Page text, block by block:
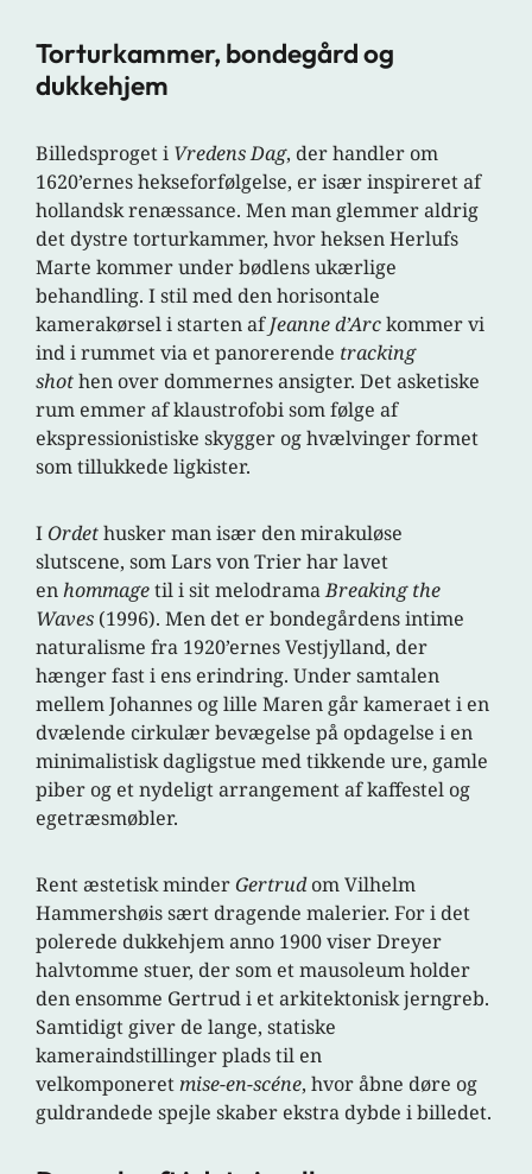
Torturkammer, bondegård og
dukkehjem
Billedsproget i Vredens Dag, der handler om
1620’ernes hekseforfølgelse, er især inspireret af
hollandsk renæssance. Men man glemmer aldrig
det dystre torturkammer, hvor heksen Herlufs
Marte kommer under bødlens ukærlige
behandling. I stil med den horisontale
kamerakørsel i starten afJeanne d’Arckommer vi
ind i rummet via et panorerende tracking
shothen over dommernes ansigter. Det asketiske
rum emmer af klaustrofobi som følge af
ekspressionistiske skygger og hvælvinger formet
som tillukkede ligkister.
IOrdethusker man især den mirakuløse
slutscene, som Lars von Trier har lavet
enhommagetil i sit melodramaBreaking the
Waves (1996). Men det er bondegårdens intime
naturalisme fra 1920’ernes Vestjylland, der
hænger fast i ens erindring. Under samtalen
mellem Johannes og lille Maren går kameraet i en
dvælende cirkulær bevægelse på opdagelse i en
minimalistisk dagligstue med tikkende ure, gamle
piber og et nydeligt arrangement af kaffestel og
egetræsmøbler.
Rent æstetisk minderGertrudom Vilhelm
Hammershøis sært dragende malerier. For i det
polerede dukkehjem anno 1900 viser Dreyer
halvtomme stuer, der som et mausoleum holder
den ensomme Gertrud i et arkitektonisk jerngreb.
Samtidigt giver de lange, statiske
kameraindstillinger plads til en
velkomponeretmise-en-scéne, hvor åbne døre og
guldrandede spejle skaber ekstra dybde i billedet.